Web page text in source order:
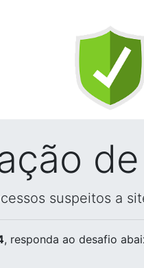
suspeitos a
, responda ao desafio